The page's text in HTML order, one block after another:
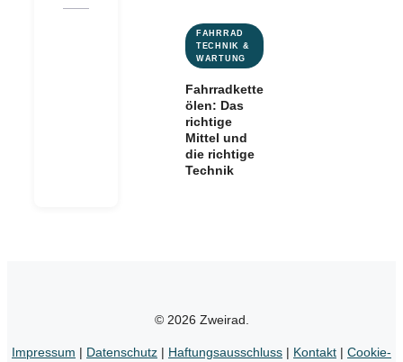
FAHRRAD
TECHNIK &
WARTUNG
Fahrradkette
ölen: Das
richtige
Mittel und
die richtige
Technik
© 2026 Zweirad.
Impressum | Datenschutz | Haftungsausschluss | Kontakt | Cookie-